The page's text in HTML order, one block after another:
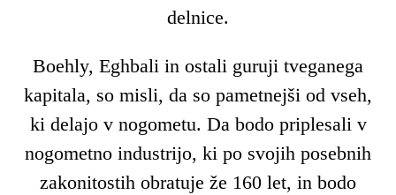
delnice.
Boehly, Eghbali in ostali guruji tveganega
kapitala, so misli, da so pametnejši od vseh,
ki delajo v nogometu. Da bodo priplesali v
nogometno industrijo, ki po svojih posebnih
zakonitostih obratuje že 160 let, in bodo